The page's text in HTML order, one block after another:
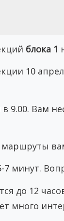
блока 1
10
в 9.00. Вам
7 минут.
до 12
много